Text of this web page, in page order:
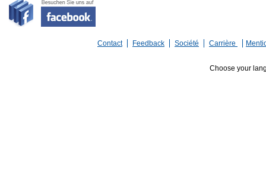
Contact Feedback Société Carrière
Choose your